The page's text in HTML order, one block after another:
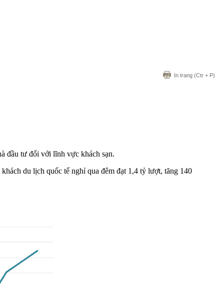
In trang (Ctr + P)
đầu tư đối với lĩnh vực khách sạn.
du lịch quốc tế nghỉ qua đêm đạt 1,4 tỷ lượt, tăng 140